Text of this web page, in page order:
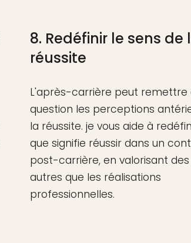
8. Redéfinir le sens de
réussite
L'après-carrière peut remettre
question les perceptions
la réussite. je vous aide à
que signifie réussir dans un
post-carrière, en valorisant
autres que les réalisations
professionnelles.